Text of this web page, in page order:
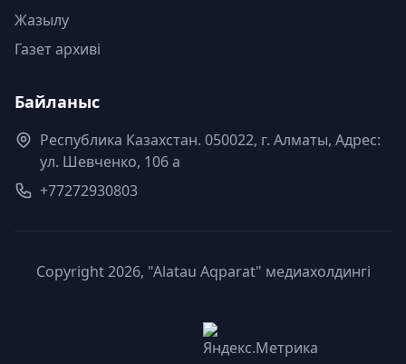
Жазылу
Газет архиві
Байланыс
Республика Казахстан. 050022, г. Алматы, Адрес:
ул. Шевченко, 106 а
+77272930803
Copyright 2026, "Alatau Aqparat" медиахолдингі